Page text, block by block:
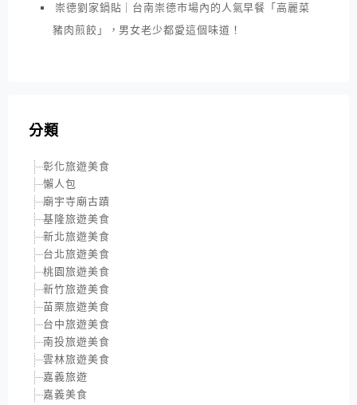
崇德劉家鍋貼｜台南崇德市場內的人氣早餐「高麗菜
豬肉煎餃」，男女老少都愛這個味道！
分類
彰化旅遊美食
懶人包
廟宇寺廟古蹟
基隆旅遊美食
新北旅遊美食
台北旅遊美食
桃園旅遊美食
新竹旅遊美食
苗栗旅遊美食
台中旅遊美食
南投旅遊美食
雲林旅遊美食
嘉義旅遊
嘉義美食